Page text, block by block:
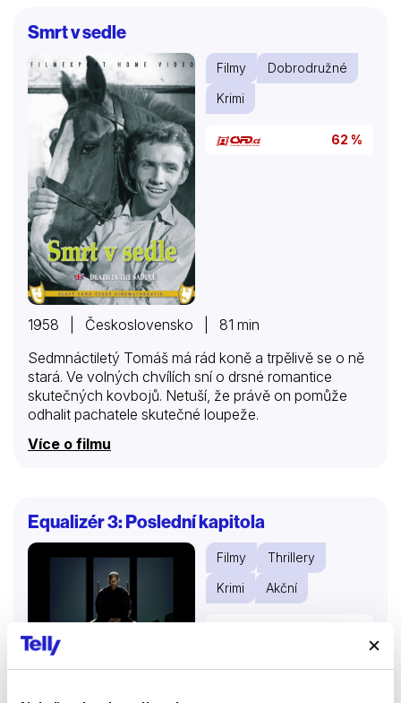
Smrt v sedle
Filmy
Dobrodružné
Krimi
62 %
1958 | Československo | 81 min
Sedmnáctiletý Tomáš má rád koně a trpělivě se o ně
stará. Ve volných chvílích sní o drsné romantice
skutečných kovbojů. Netuší, že právě on pomůže
odhalit pachatele skutečné loupeže.
Více o filmu
Equalizér 3: Poslední kapitola
Filmy
Thrillery
Krimi
Akční